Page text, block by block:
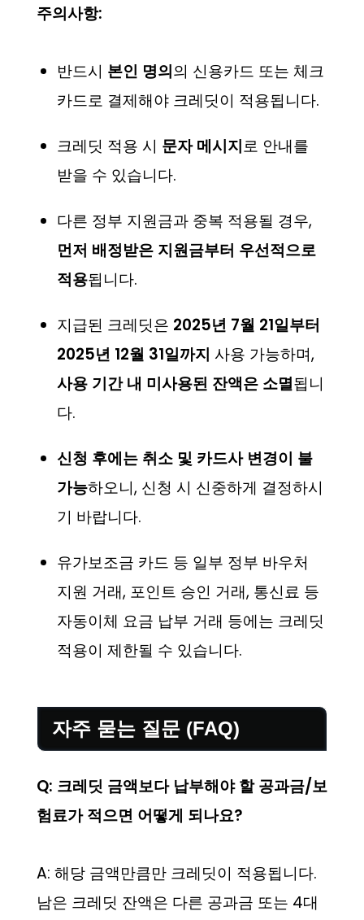
주의사항:
반드시 본인 명의의 신용카드 또는 체크
카드로 결제해야 크레딧이 적용됩니다.
크레딧 적용 시 문자 메시지로 안내를
받을 수 있습니다.
다른 정부 지원금과 중복 적용될 경우,
먼저 배정받은 지원금부터 우선적으로
적용됩니다.
지급된 크레딧은 2025년 7월 21일부터
2025년 12월 31일까지 사용 가능하며,
사용 기간 내 미사용된 잔액은 소멸됩니
다.
신청 후에는 취소 및 카드사 변경이 불
가능하오니, 신청 시 신중하게 결정하시
기 바랍니다.
유가보조금 카드 등 일부 정부 바우처
지원 거래, 포인트 승인 거래, 통신료 등
자동이체 요금 납부 거래 등에는 크레딧
적용이 제한될 수 있습니다.
자주 묻는 질문 (FAQ)
Q: 크레딧 금액보다 납부해야 할 공과금/보
험료가 적으면 어떻게 되나요?
A: 해당 금액만큼만 크레딧이 적용됩니다.
남은 크레딧 잔액은 다른 공과금 또는 4대